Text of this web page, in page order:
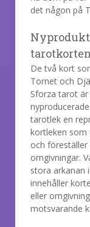
det någon på
De två kort
Tornet och
Sforza tarot
tarotlek en
kortleken som
och
omgivningar.
stora arkanan
innehåller
eller
motsvarande